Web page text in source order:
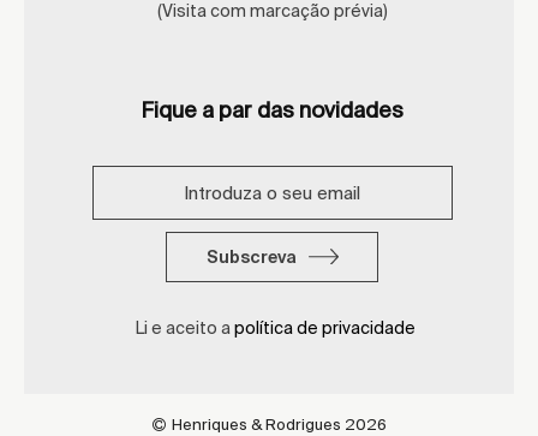
(Visita com marcação prévia)
Fique a par das novidades
Subscreva
Li e aceito a política de privacidade
Henriques & Rodrigues 2026